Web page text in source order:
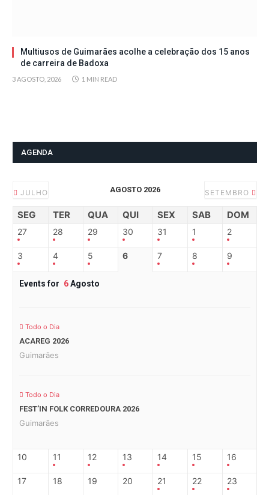
Multiusos de Guimarães acolhe a celebração dos 15 anos
de carreira de Badoxa
3 AGOSTO, 2026 1 MIN READ
AGENDA
JULHO AGOSTO 2026 SETEMBRO
SEG TER QUA QUI SEX SAB DOM
27 28 29 30 31 1 2
3 4 5 6 7 8 9
Events for 6Agosto
Todo o Dia
ACAREG 2026
Guimarães
Todo o Dia
FEST’IN FOLK CORREDOURA 2026
Guimarães
10 11 12 13 14 15 16
17 18 19 20 21 22 23